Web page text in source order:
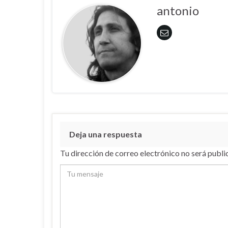
antonio
Deja una respuesta
Tu dirección de correo electrónico no será